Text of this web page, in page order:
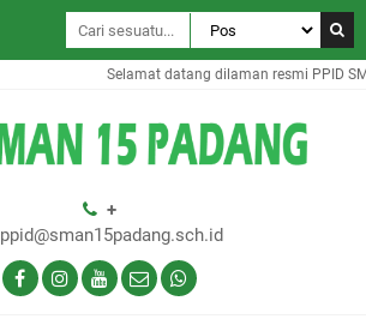
Selamat datang dilaman resmi PPID
+
ppid@sman15padang.sch.id